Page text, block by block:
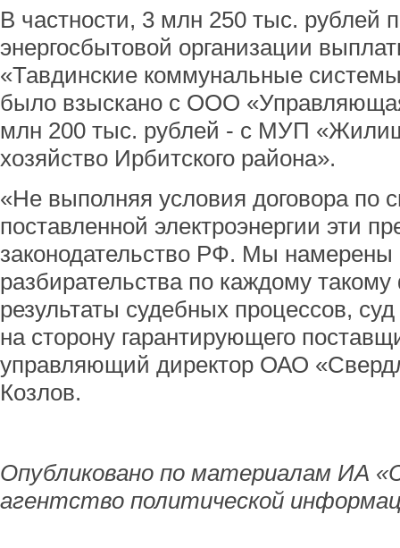
В частности, 3 млн 250 тыс. рублей
энергосбытовой организации
«Тавдинские коммунальные
было взыскано с ООО
млн 200 тыс. рублей - с МУП
хозяйство Ирбитского района».
«Не выполняя условия договора по
поставленной электроэнергии эти
законодательство РФ. Мы намерены
разбирательства по каждому
результаты судебных процессов,
на сторону гарантирующего
управляющий директор ОАО
Козлов.
Опубликовано по материалам ИА
агентство политической